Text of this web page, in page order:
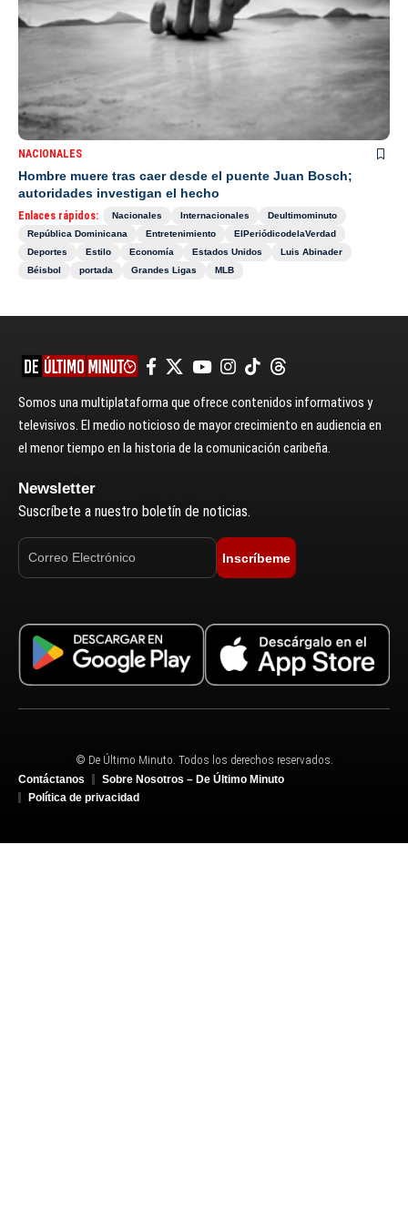
NACIONALES
Hombre muere tras caer desde el puente Juan Bosch;
autoridades investigan el hecho
Enlaces rápidos: Nacionales Internacionales
Deultimominuto
República Dominicana
Entretenimiento
ElPeriódicodelaVerdad
Deportes
Estilo Economía Estados Unidos
Luis Abinader
Béisbol
portada Grandes Ligas MLB
Somos una multiplataforma que ofrece contenidos informativos y
televisivos. El medio noticioso de mayor crecimiento en audiencia en
el menor tiempo en la historia de la comunicación caribeña.
Newsletter
Suscríbete a nuestro boletín de noticias.
Inscríbeme
© De Último Minuto. Todos los derechos reservados.
Contáctanos
Sobre Nosotros – De Último Minuto
Política de privacidad